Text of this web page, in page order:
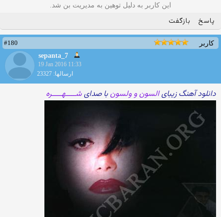
این کاربر به دلیل توهین به مدیریت بن شد.
پاسخ بازگفت
کاربر
#180
sepanta_7
19 Jan 2016 11:33
ارسالها: 23327
دانلود آهنگ زیبایالسون و ولسون با صدایشـــــهـــــره